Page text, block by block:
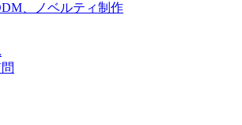
、ノベルティ制作